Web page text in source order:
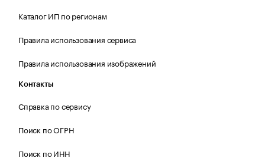
Каталог ИП по регионам
Правила использования сервиса
Правила использования изображений
Контакты
Справка по сервису
Поиск по ОГРН
Поиск по ИНН